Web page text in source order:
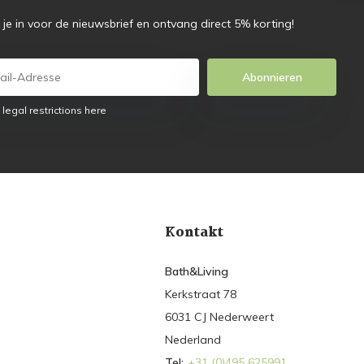
je in voor de nieuwsbrief en ontvang direct 5% korting!
Abonnieren
legal restrictions here
Kontakt
Bath&Living
Kerkstraat 78
6031 CJ Nederweert
Nederland